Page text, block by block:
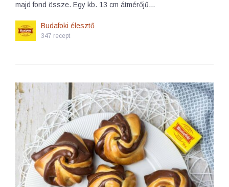
majd fond össze. Egy kb. 13 cm átmérőjű…
Budafoki élesztő
347 recept